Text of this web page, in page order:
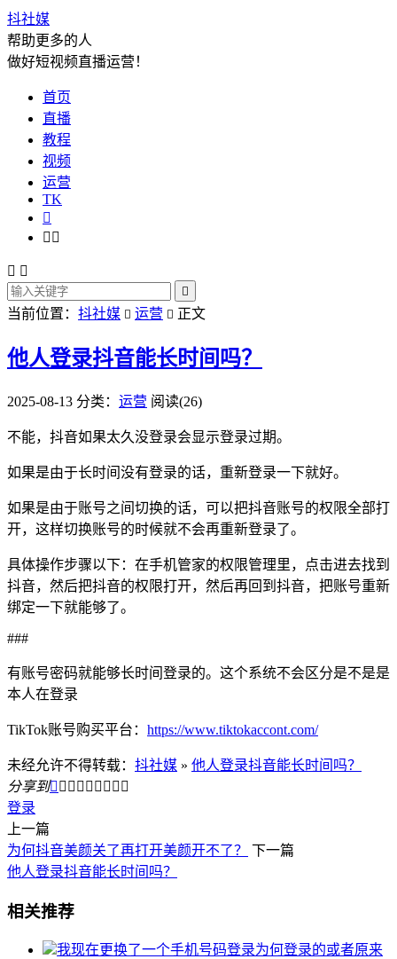
抖社媒
帮助更多的人
做好短视频直播运营！
首页
直播
教程
视频
运营
TK

 
 

当前位置： 抖社媒  运营  正文
他人登录抖音能长时间吗？
2025-08-13 分类： 运营 阅读(26)
不能，抖音如果太久没登录会显示登录过期。
如果是由于长时间没有登录的话，重新登录一下就好。
如果是由于账号之间切换的话，可以把抖音账号的权限全部打
开，这样切换账号的时候就不会再重新登录了。
具体操作步骤以下：在手机管家的权限管理里，点击进去找到
抖音，然后把抖音的权限打开，然后再回到抖音，把账号重新
绑定一下就能够了。
###
有账号密码就能够长时间登录的。这个系统不会区分是不是是
本人在登录
TikTok账号购买平台： https://www.tiktokaccont.com/
未经允许不得转载： 抖社媒 » 他人登录抖音能长时间吗？
分享到        
登录
上一篇
为何抖音美颜关了再打开美颜开不了？
下一篇
他人登录抖音能长时间吗？
相关推荐
我现在更换了一个手机号码登录为何登录的或者原来